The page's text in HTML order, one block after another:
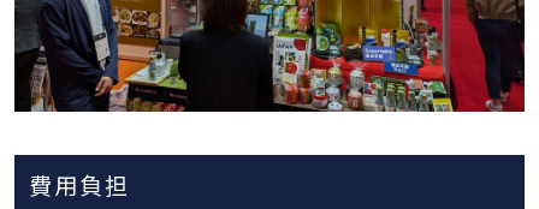
費用負担